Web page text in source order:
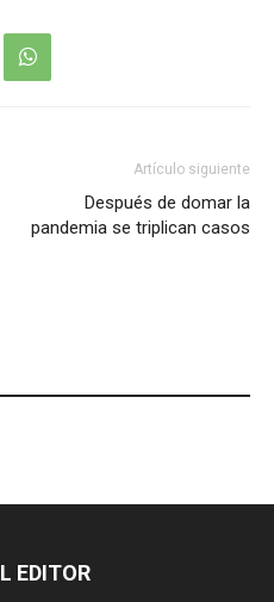
Artículo siguiente
Después de domar la
pandemia se triplican casos
EDITOR